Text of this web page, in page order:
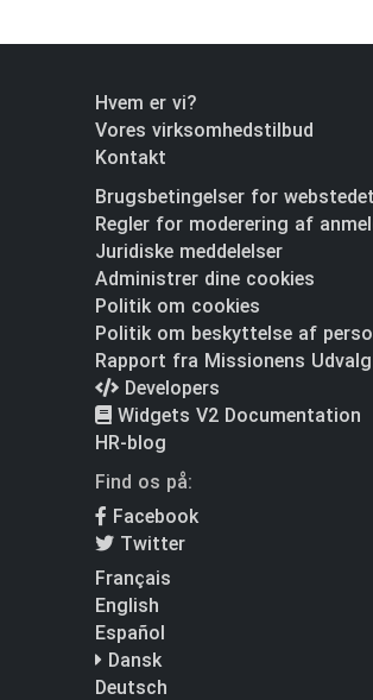
Hvem er vi?
Vores virksomhedstilbud
Kontakt
Brugsbetingelser for webstedet
Regler for moderering af
Juridiske meddelelser
Administrer dine cookies
Politik om cookies
Politik om beskyttelse af
Rapport fra Missionens Udvalg
Developers
Widgets V2 Documentation
HR-blog
Find os på:
Facebook
Twitter
Français
English
Español
Dansk
Deutsch